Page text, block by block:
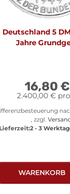
Deutschland 5
Jahre
16,80 €
2.400,00 € pro
, zzgl.
Lieferzeit:2 - 3
WARENKORB